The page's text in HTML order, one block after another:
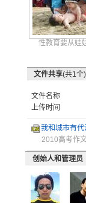
性教育要从娃
文件共享(共1个)
文件名称
上传时间
我和城市有代
2010高考作
创始人和管理员